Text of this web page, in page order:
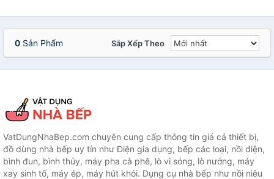
0 Sản Phẩm Sắp Xếp Theo
VatDungNhaBep.com chuyên cung cấp thông tin giá cả thiết bị,
đồ dùng nhà bếp uy tín như Điện gia dụng, bếp các loại, nồi điện,
bình đun, bình thủy, máy pha cà phê, lò vi sóng, lò nướng, máy
xay sinh tố, máy ép, máy hút khói. Dụng cụ nhà bếp như nồi niêu